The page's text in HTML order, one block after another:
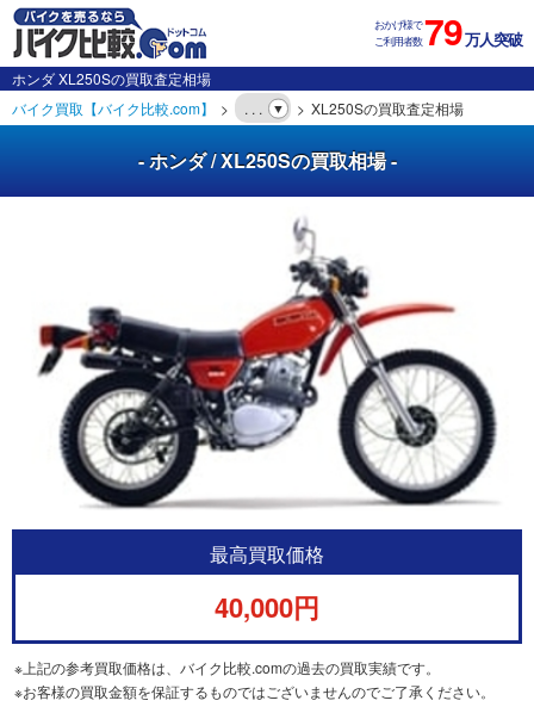
おかげ様で
ご利用者数79万人突破
ホンダ XL250Sの買取査定相場
バイク買取【バイク比較.com】
. . . XL250Sの買取査定相場
- ホンダ / XL250Sの買取相場 -
最高買取価格
40,000円
※上記の参考買取価格は、バイク比較.comの過去の買取実績です。
※お客様の買取金額を保証するものではございませんのでご了承ください。